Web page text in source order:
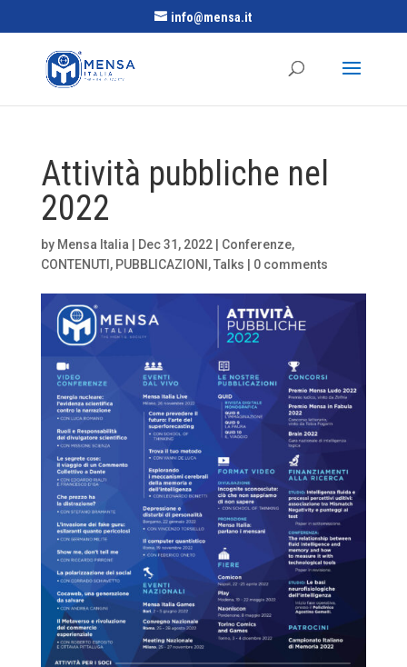
info@mensa.it
Attività pubbliche nel
2022
by Mensa Italia Dec 31, 2022| Conferenze,
CONTENUTI , PUBBLICAZIONI ,Talks 0 comments